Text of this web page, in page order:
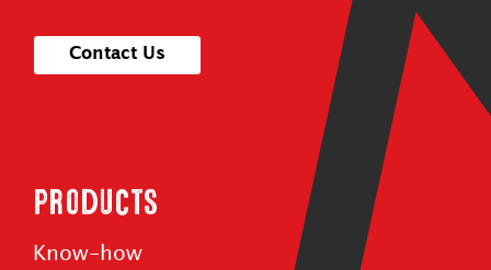
Contact Us
Products
Know-how